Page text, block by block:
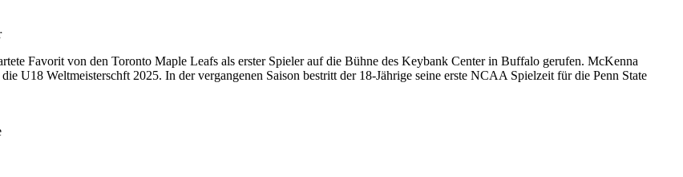
Favorit von den Toronto Maple Leafs als erster Spieler auf die Bühne des Keybank Center in Buffalo gerufen. McKenna
U18 Weltmeisterschft 2025. In der vergangenen Saison bestritt der 18-Jährige seine erste NCAA Spielzeit für die Penn State